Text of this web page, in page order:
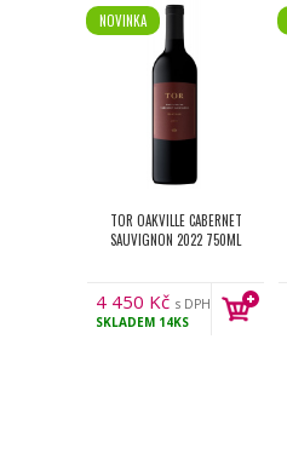
NOVINKA
TOR OAKVILLE CABERNET
SAUVIGNON 2022 750ML
4 450 Kč s DPH
SKLADEM 14KS